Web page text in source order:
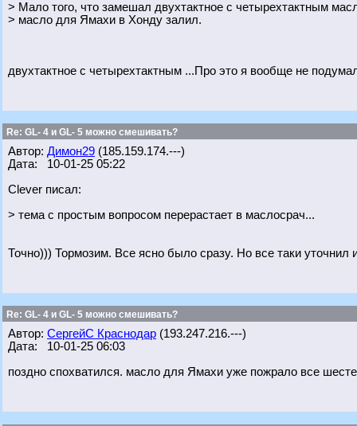
> Мало того, что замешал двухтактное с четырехтактным
> масло для Ямахи в Хонду залил.
двухтактное с четырехтактным ...Про это я вообще не
Re: GL- 4 и GL- 5 можно смешивать?
Автор: Димон29 (185.159.174.---)
Дата: 10-01-25 05:22
Clever писал:
> тема с простым вопросом перерастает в маслосрач...
Точно))) Тормозим. Все ясно было сразу. Но все таки
Re: GL- 4 и GL- 5 можно смешивать?
Автор: СергейС Краснодар (193.247.216.---)
Дата: 10-01-25 06:03
поздно спохватился. масло для Ямахи уже пожрало все